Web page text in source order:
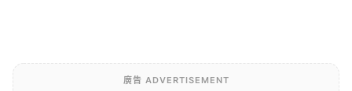
廣告 ADVERTISEMENT